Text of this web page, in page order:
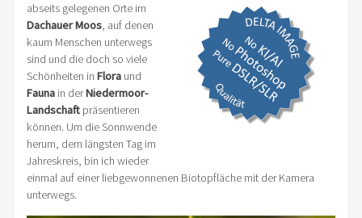
abseits gelegenen Orte im
Dachauer Moos, auf denen
kaum Menschen unterwegs
sind und die doch so viele
Schönheiten in Floraund
Faunain derNiedermoor-
Landschaftpräsentieren
können. Um die Sonnwende
herum, dem längsten Tag im
Jahreskreis, bin ich wieder
einmal auf einer liebgewonnenen Biotopfläche mit der Kamera
unterwegs.